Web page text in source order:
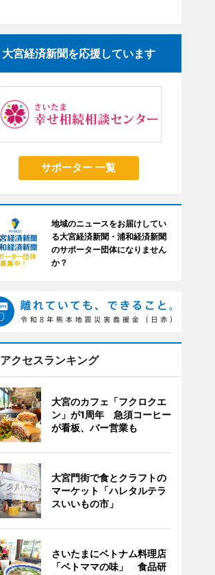
大宮経済新聞を応援しています
サポーター 一覧
地域のニュースをお届けしてい
る大宮経済新聞・浦和経済新聞
のサポーター団体になりません
か？
アクセスランキング
大宮のカフェ「フクロクエ
ン」が1周年 急須コーヒー
が看板、バー営業も
大宮門街で食とクラフトの
マーケット「ハレタルテラ
スいいもの市」
さいたまにベトナム料理店
「ベトママの味」 食品研